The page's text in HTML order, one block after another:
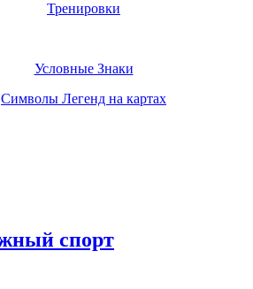
Тренировки
Условные Знаки
Символы Легенд на картах